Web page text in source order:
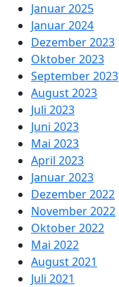
Januar 2025
Januar 2024
Dezember 2023
Oktober 2023
September 2023
August 2023
Juli 2023
Juni 2023
Mai 2023
April 2023
Januar 2023
Dezember 2022
November 2022
Oktober 2022
Mai 2022
August 2021
Juli 2021